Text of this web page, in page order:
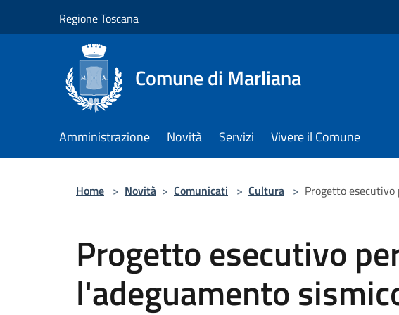
Regione Toscana
Comune di Marliana
Amministrazione Novità Servizi Vivere il Comune
Home > Novità > Comunicati > Cultura > Progetto
Progetto esecutivo
l'adeguamento